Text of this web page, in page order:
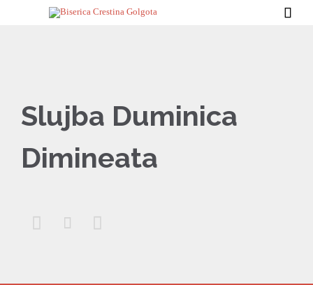

Slujba Duminica
Dimineata
  